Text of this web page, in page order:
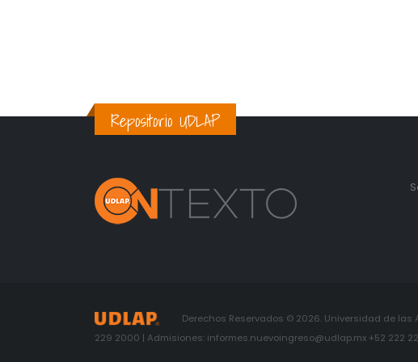
Repositorio UDLAP
Derechos Reservados © 2026. Universidad de las
229 2000 | Admisiones: informes.nuevoingreso@udlap.mx +52 222